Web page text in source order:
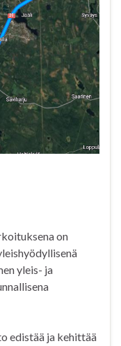
on
yleis- ja
edistää ja kehittää